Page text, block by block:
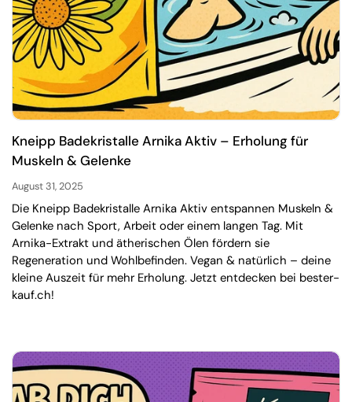
Kneipp Badekristalle Arnika Aktiv – Erholung für
Muskeln & Gelenke
August 31, 2025
Die Kneipp Badekristalle Arnika Aktiv entspannen Muskeln &
Gelenke nach Sport, Arbeit oder einem langen Tag. Mit
Arnika-Extrakt und ätherischen Ölen fördern sie
Regeneration und Wohlbefinden. Vegan & natürlich – deine
kleine Auszeit für mehr Erholung. Jetzt entdecken bei bester-
kauf.ch!